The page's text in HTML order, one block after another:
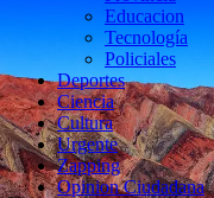
Educacion
Tecnología
Policiales
Deportes
Ciencia
Cultura
Urgente
Zapping
Opinion Ciudadana